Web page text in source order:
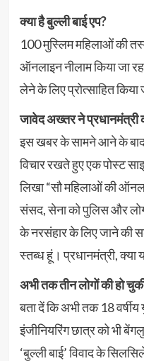
क्या है बुल्ली बाई एप?
100 मुस्लिम महिलाओं की
ऑनलाइन नीलाम किया जा
लेने के लिए प्रोत्साहित किया
जावेद अख्तर ने प्रधानमंत्री
इस खबर के सामने आने के
विचार रखते हुए एक पोस्ट
लिखा “सौ महिलाओं की
संसद, सेना को पुलिस और
के नरसंहार के लिए जाने की
स्तब्ध हूं। प्रधानमंत्री, क्या
अभी तक तीन लोगों की हो
बता दें कि अभी तक 18 वर्षीय
इंजीनियरिंग छात्र को भी
‘बुल्ली बाई’ विवाद के